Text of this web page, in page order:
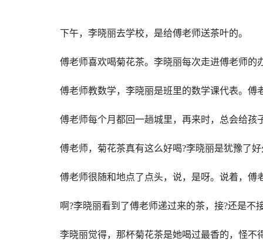
下午，李晓丽去学校，是给傅老师送茶叶的。
傅老师喜欢喝菊花茶。李晓丽每次走进傅老师的
傅老师教数学，李晓丽是班里的数学课代表。傅
傅老师每个月都回一趟城里，再来时，总会给孩
傅老师，菊花茶真有这么好喝?李晓丽是犹豫了好
傅老师很随和地点了点头，说，是呀。说着，傅
啊?李晓丽看到了傅老师递过来的茶，接?还是不
李晓丽觉得，那杯菊花茶是她喝过最香的，怪不